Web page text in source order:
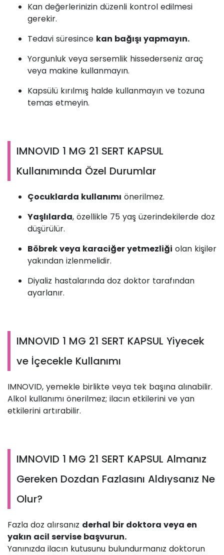
Kan değerlerinizin düzenli kontrol edilmesi
gerekir.
Tedavi süresince kan bağışı yapmayın.
Yorgunluk veya sersemlik hissederseniz araç
veya makine kullanmayın.
Kapsülü kırılmış halde kullanmayın ve tozuna
temas etmeyin.
IMNOVID 1 MG 21 SERT KAPSUL
Kullanımında Özel Durumlar
Çocuklarda kullanımı önerilmez.
Yaşlılarda, özellikle 75 yaş üzerindekilerde doz
düşürülür.
Böbrek veya karaciğer yetmezliği olan kişiler
yakından izlenmelidir.
Diyaliz hastalarında doz doktor tarafından
ayarlanır.
IMNOVID 1 MG 21 SERT KAPSUL Yiyecek
ve İçecekle Kullanımı
IMNOVID, yemekle birlikte veya tek başına alınabilir.
Alkol kullanımı önerilmez; ilacın etkilerini ve yan
etkilerini artırabilir.
IMNOVID 1 MG 21 SERT KAPSUL Almanız
Gereken Dozdan Fazlasını Aldıysanız Ne
Olur?
Fazla doz alırsanız derhal bir doktora veya en
yakın acil servise başvurun.
Yanınızda ilacın kutusunu bulundurmanız doktorun